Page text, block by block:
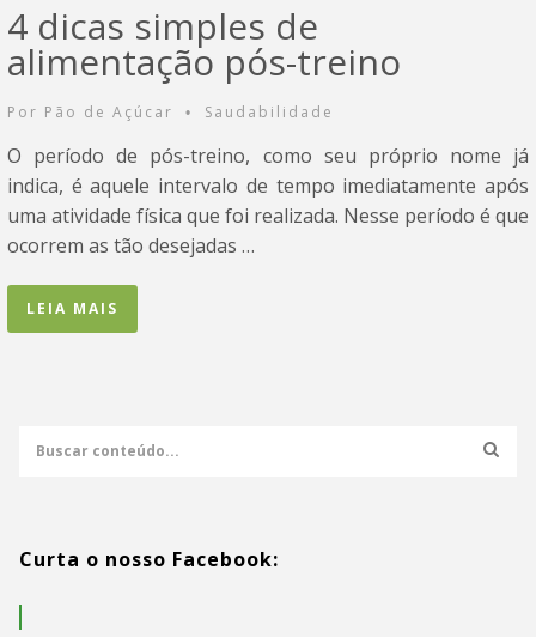
4 dicas simples de
alimentação pós-treino
Por Pão de Açúcar • Saudabilidade
O período de pós-treino, como seu próprio nome já
indica, é aquele intervalo de tempo imediatamente após
uma atividade física que foi realizada. Nesse período é que
ocorrem as tão desejadas …
LEIA MAIS
Curta o nosso Facebook: